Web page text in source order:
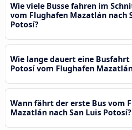
Wie viele Busse fahren im
vom Flughafen Mazatlán nach
Potosí?
Wie lange dauert eine Busfahrt
Potosí vom Flughafen
Wann fährt der erste Bus vom
Mazatlán nach San Luis Potosí?